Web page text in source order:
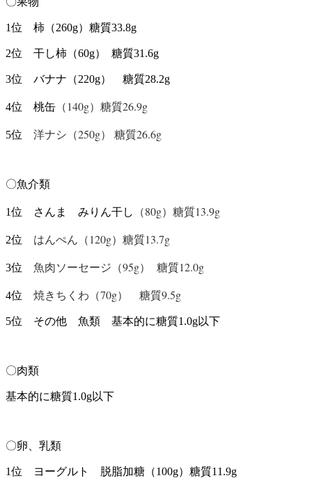
1位 柿（260g）糖質33.8g
2位 干し柿（60g） 糖質31.6g
3位 バナナ（220g） 糖質28.2g
4位 桃缶 （140g）糖質26.9g
5位 洋ナシ（250g） 糖質26.6g
〇魚介類
1位 さんま みりん干し （80g）糖質13.9g
2位 はんぺん（120g）糖質13.7g
3位 魚肉ソーセージ（95g） 糖質12.0g
4位 焼きちくわ（70g） 糖質9.5g
5位 その他 魚類 基本的に糖質1.0g以下
〇肉類
基本的に糖質1.0g以下
〇卵、乳類
1位 ヨーグルト 脱脂加糖（100g）糖質11.9g